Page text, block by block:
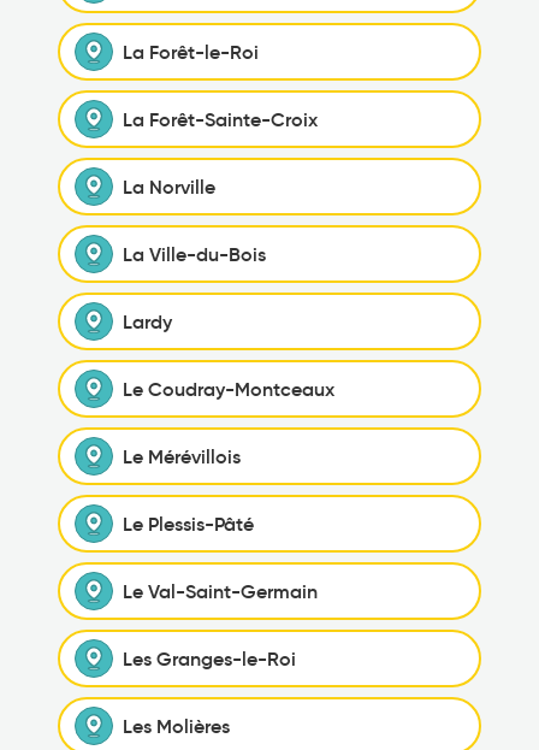
La Forêt-le-Roi
La Forêt-Sainte-Croix
La Norville
La Ville-du-Bois
Lardy
Le Coudray-Montceaux
Le Mérévillois
Le Plessis-Pâté
Le Val-Saint-Germain
Les Granges-le-Roi
Les Molières